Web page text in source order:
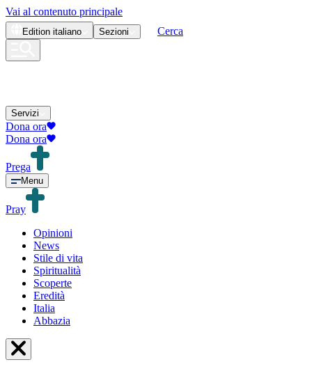
Vai al contenuto principale
Edition italiano Sezioni Cerca
Servizi
Dona ora
Dona ora
Prega
Menu
Pray
Opinioni
News
Stile di vita
Spiritualità
Scoperte
Eredità
Italia
Abbazia